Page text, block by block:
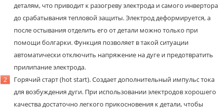
деталям, что приводит к разогреву электрода и самого инвертора
до срабатывания тепловой защиты. Электрод деформируется, а
после остывания отделить его от детали можно только при
помощи болгарки. Функция позволяет в такой ситуации
автоматически отключить напряжение на дуге и предотвратить
прилипание электрода.
Горячий старт (hot start). Создает дополнительный импульс тока
для возбуждения дуги. При использовании электродов хорошего
качества достаточно легкого прикосновения к детали, чтобы